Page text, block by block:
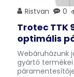
Ristvan 0
Trotec TTK
optimális
Webáruházunk
gyártó